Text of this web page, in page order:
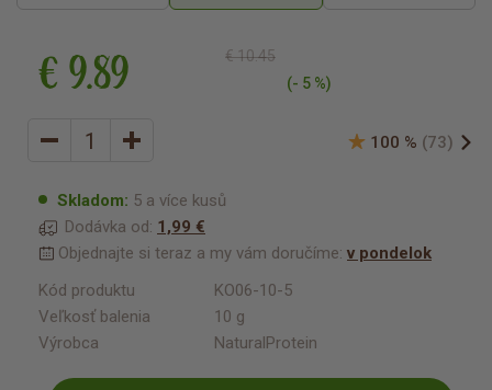
100 % (73)
(- 5 %)
€ 10.45
€ 9.89
Skladom: 5 a více kusů
Dodávka od: 1,99 €
Objednajte si teraz a my vám doručíme: v pondelok
Kód produktu
KO06-10-5
Veľkosť balenia
10 g
Výrobca
NaturalProtein